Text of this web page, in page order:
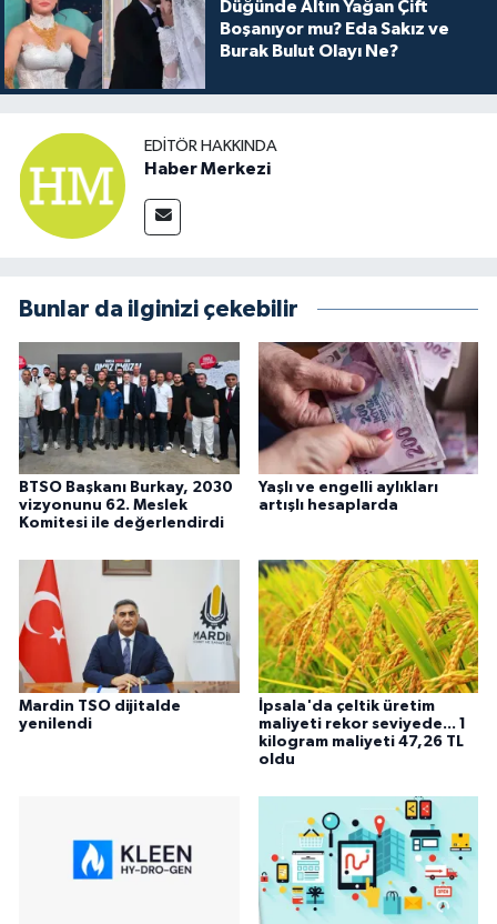
Düğünde Altın Yağan Çift
Boşanıyor mu? Eda Sakız ve
Burak Bulut Olayı Ne?
EDITÖR HAKKINDA
Haber Merkezi
Bunlar da ilginizi çekebilir
BTSO Başkanı Burkay, 2030
vizyonunu 62. Meslek
Komitesi ile değerlendirdi
Yaşlı ve engelli aylıkları
artışlı hesaplarda
Mardin TSO dijitalde
yenilendi
İpsala'da çeltik üretim
maliyeti rekor seviyede... 1
kilogram maliyeti 47,26 TL
oldu